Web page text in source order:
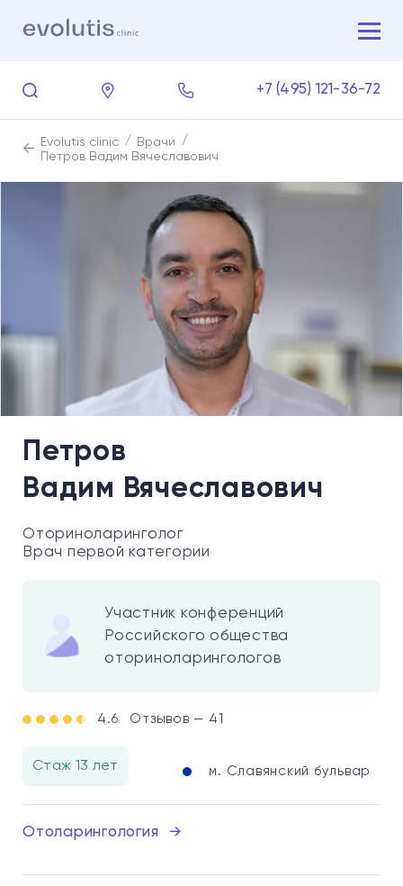
+7 (495) 121-36-72
Evolutis clinic
Врачи
Петров Вадим Вячеславович
Петров
Вадим Вячеславович
Оториноларинголог
Врач первой категории
Участник конференций
Российского общества
оториноларингологов
4.6 Отзывов — 41
Стаж 13 лет м. Славянский бульвар
Отоларингология →